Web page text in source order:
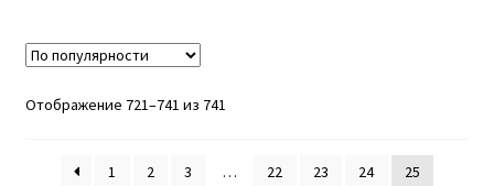
Отображение 721–741 из 741
1
2 3 … 22 23 24 25